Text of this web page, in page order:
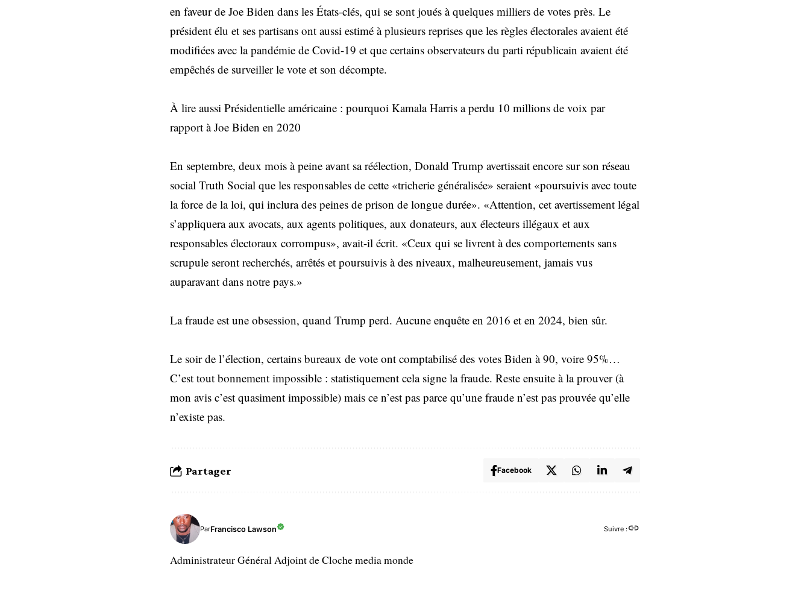
en faveur de Joe Biden dans les États-clés, qui se sont joués à quelques milliers de votes près. Le
président élu et ses partisans ont aussi estimé à plusieurs reprises que les règles électorales avaient été
modifiées avec la pandémie de Covid-19 et que certains observateurs du parti républicain avaient été
empêchés de surveiller le vote et son décompte.
À lire aussi Présidentielle américaine : pourquoi Kamala Harris a perdu 10 millions de voix par
rapport à Joe Biden en 2020
En septembre, deux mois à peine avant sa réélection, Donald Trump avertissait encore sur son réseau
social Truth Social que les responsables de cette «tricherie généralisée» seraient «poursuivis avec toute
la force de la loi, qui inclura des peines de prison de longue durée». «Attention, cet avertissement légal
s’appliquera aux avocats, aux agents politiques, aux donateurs, aux électeurs illégaux et aux
responsables électoraux corrompus», avait-il écrit. «Ceux qui se livrent à des comportements sans
scrupule seront recherchés, arrêtés et poursuivis à des niveaux, malheureusement, jamais vus
auparavant dans notre pays.»
La fraude est une obsession, quand Trump perd. Aucune enquête en 2016 et en 2024, bien sûr.
Le soir de l’élection, certains bureaux de vote ont comptabilisé des votes Biden à 90, voire 95%…
C’est tout bonnement impossible : statistiquement cela signe la fraude. Reste ensuite à la prouver (à
mon avis c’est quasiment impossible) mais ce n’est pas parce qu’une fraude n’est pas prouvée qu’elle
n’existe pas.
Partager Facebook
ParFrancisco Lawson Suivre :
Administrateur Général Adjoint de Cloche media monde